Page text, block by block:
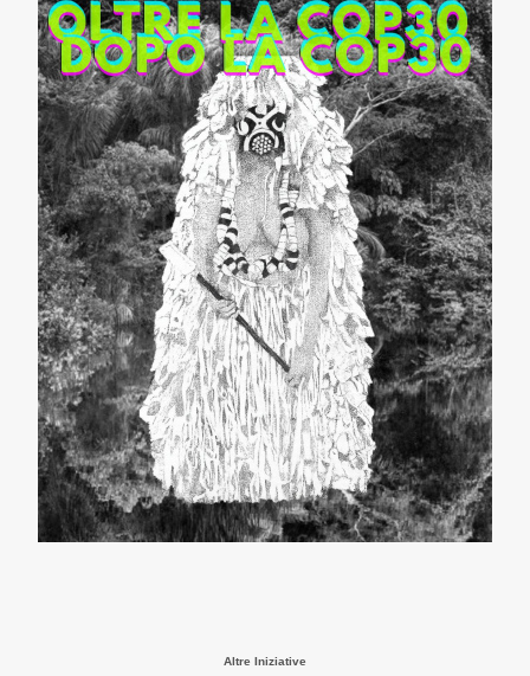
Altre Iniziative